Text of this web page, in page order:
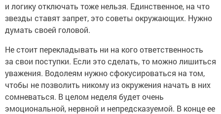
и логику отключать тоже нельзя. Единственное, на что
звезды ставят запрет, это советы окружающих. Нужно
думать своей головой.
Не стоит перекладывать ни на кого ответственность
за свои поступки. Если это сделать, то можно лишиться
уважения. Водолеям нужно сфокусироваться на том,
чтобы не позволить никому из окружения начать в них
сомневаться. В целом неделя будет очень
эмоциональной, нервной и непредсказуемой. В конце ее